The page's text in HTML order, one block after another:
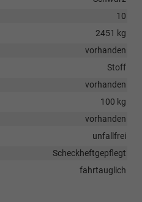
10
2451 kg
vorhanden
Stoff
vorhanden
100 kg
vorhanden
unfallfrei
Scheckheftgepflegt
fahrtauglich